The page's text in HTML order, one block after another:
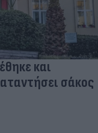
και
σάκος